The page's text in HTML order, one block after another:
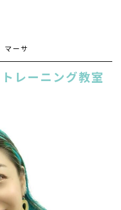
マーサ
レーニング教室